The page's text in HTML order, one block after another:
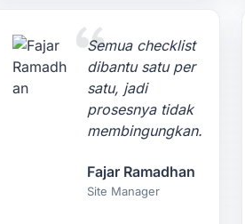
Semua checklist
dibantu satu per
satu, jadi
prosesnya tidak
membingungkan.
Fajar Ramadhan
Site Manager